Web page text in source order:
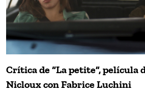
Crítica de “La petite”, película
Nicloux con Fabrice Luchini